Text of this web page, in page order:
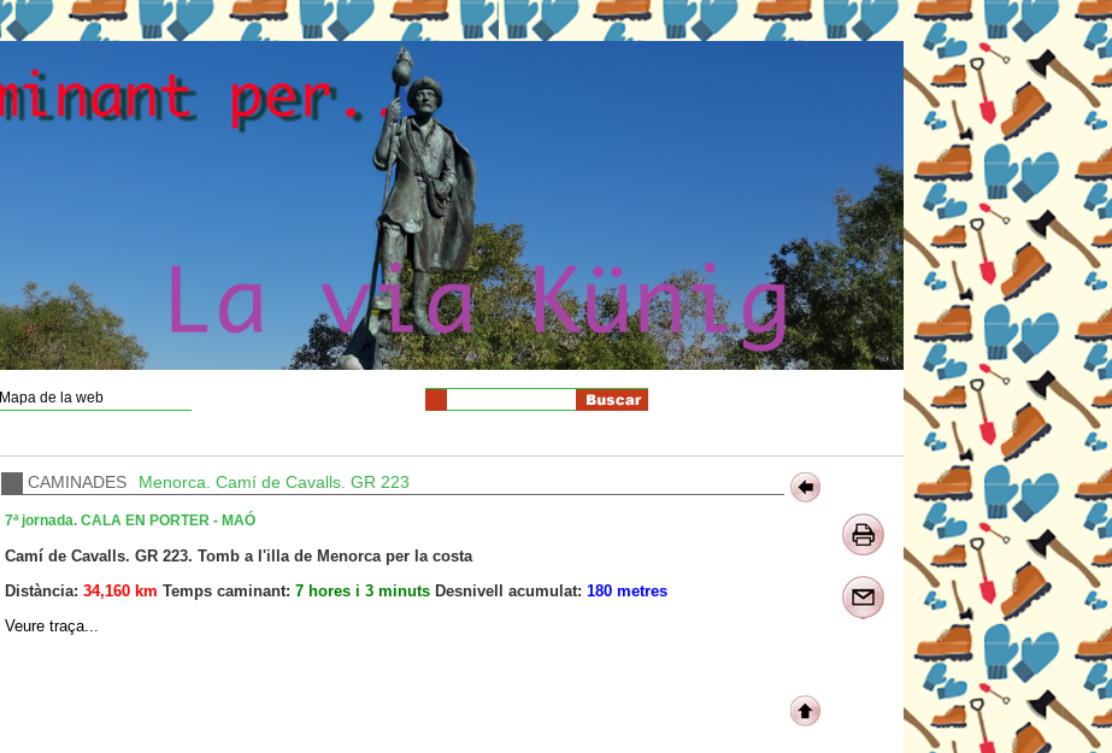
Mapa de la web
CAMINADES Menorca. Camí de Cavalls. GR 223
7ª jornada. CALA EN PORTER - MAÓ
Camí de Cavalls. GR 223. Tomb a l'illa de Menorca per la costa
Distància: 34,160 km Temps caminant: 7 hores i 3 minuts Desnivell acumulat: 180 metres
Veure traça...